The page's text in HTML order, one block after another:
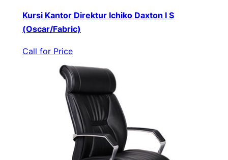
Kursi Kantor Direktur Ichiko Daxton I S
(Oscar/Fabric)
Call for Price